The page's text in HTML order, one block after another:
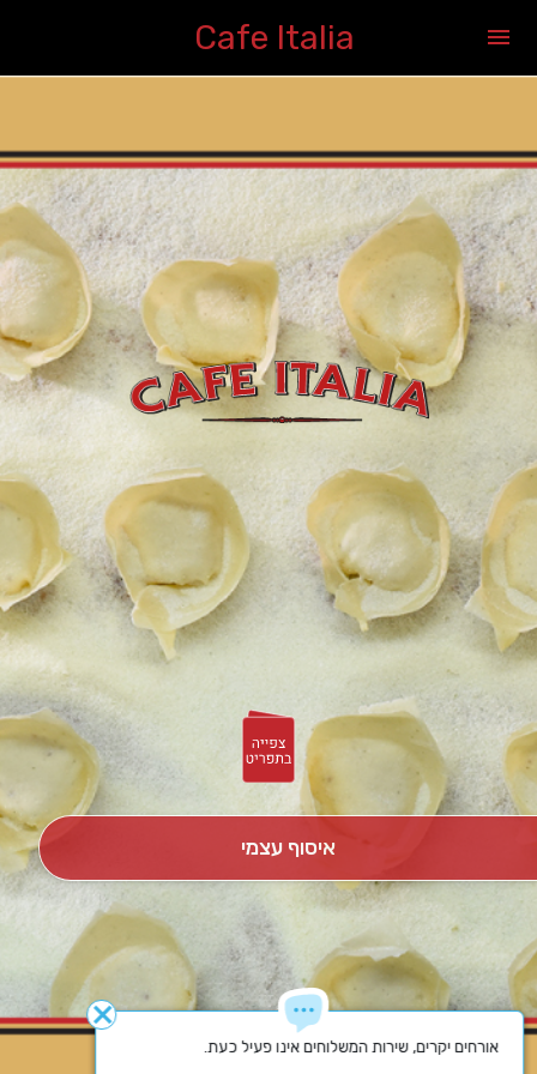
close
אורחים יקרים, שירות המשלוחים אינו פעיל כעת.
menu
Cafe Italia
איסוף עצמי